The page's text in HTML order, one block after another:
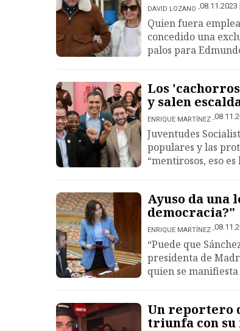
DAVID LOZANO 08.11.2023
Quien fuera
concedido una
palos para
Los
y salen
ENRIQUE MARTÍNEZ
Juventudes
populares y las
“mentirosos, eso
Ayuso da una
democracia?"
ENRIQUE MARTÍNEZ
“Puede que
presidenta de
quien se manifiesta
Un reportero
triunfa con su